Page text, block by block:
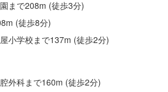
まで208m (徒歩3分)
(徒歩8分)
小学校まで137m (徒歩2分)
外科まで160m (徒歩2分)